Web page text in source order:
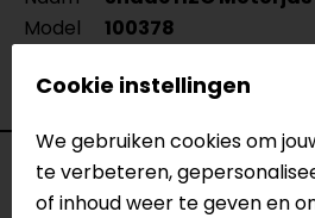
Model
100378
Kleur
Groen
Voorraad
Cookie instellingen
We gebruiken cookies om
te verbeteren,
of inhoud weer te geven en